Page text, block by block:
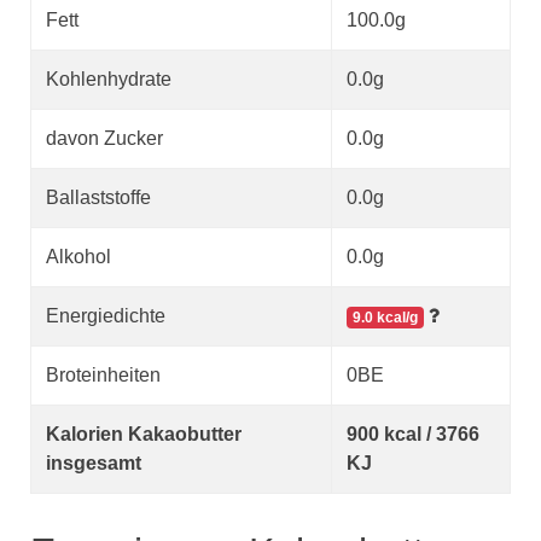
Fett 100.0g
Kohlenhydrate 0.0g
davon Zucker 0.0g
Ballaststoffe 0.0g
Alkohol 0.0g
Energiedichte 9.0 kcal/g
Broteinheiten 0BE
Kalorien Kakaobutter
insgesamt
900 kcal / 3766
KJ